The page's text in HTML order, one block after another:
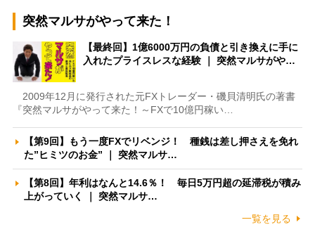
突然マルサがやって来た！
【最終回】1億6000万円の負債と引き換えに手に
入れたプライスレスな経験 ｜ 突然マルサがや…
2009年12月に発行された元FXトレーダー・磯貝清明氏の著書
『突然マルサがやって来た！～FXで10億円稼い…
【第9回】もう一度FXでリベンジ！ 種銭は差し押さえを免れ
た”ヒミツのお金” ｜ 突然マルサ…
【第8回】年利はなんと14.6％！ 毎日5万円超の延滞税が積み
上がっていく ｜ 突然マルサ…
一覧を見る